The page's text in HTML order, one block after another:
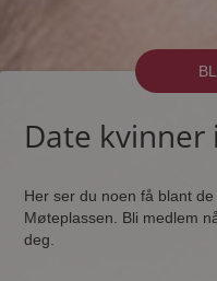
Date kvinner
Her ser du noen få blant
Møteplassen. Bli medlem
deg.